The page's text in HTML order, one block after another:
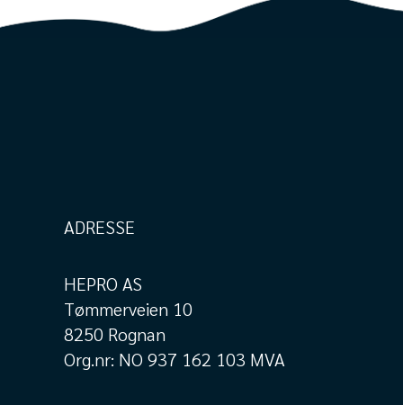
ADRESSE
HEPRO AS
Tømmerveien 10
8250 Rognan
Org.nr: NO 937 162 103 MVA